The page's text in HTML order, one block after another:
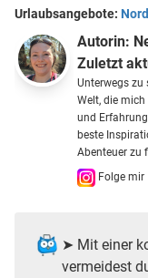
Urlaubsangebote:
Autorin:
Zuletzt
Unterwegs zu
Welt, die
und
beste
Abenteuer zu
Folge mir
➤ Mit einer
vermeidest